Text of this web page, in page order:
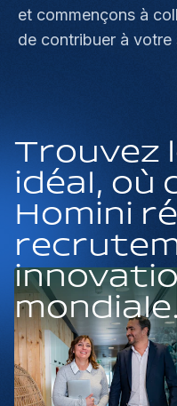
et commençons à
de contribuer à votre
Trouvez
idéal, où
Homini
mondiale.